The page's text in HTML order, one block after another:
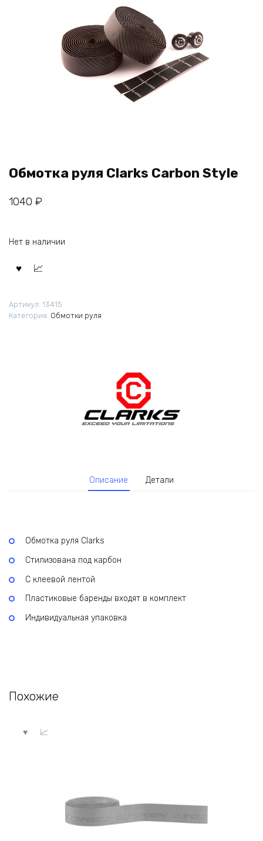
Обмотка руля Clarks Carbon Style
1040 ₽
Нет в наличии
Артикул: 13415
Категория: Обмотки руля
Описание Детали
Обмотка руля Clarks
Стилизована под карбон
С клеевой лентой
Пластиковые баренды входят в комплект
Индивидуальная упаковка
Похожие